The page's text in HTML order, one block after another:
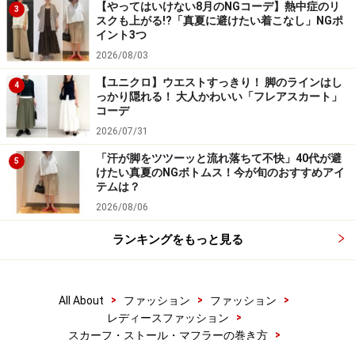
3
【やってはいけない8月のNGコーデ】熱中症のリ
スクも上がる!?「真夏に避けたい着こなし」NGポ
イント3つ
2026/08/03
4
【ユニクロ】ウエストすっきり！ 脚のラインはし
っかり隠れる！ 大人かわいい「フレアスカート」
コーデ
2026/07/31
5
「汗が脚をツツーッと流れ落ちて不快」40代が避
けたい真夏のNGボトムス！今が旬のおすすめアイ
テムは？
2026/08/06
ランキングをもっと見る
All About > ファッション > ファッション
>
レディースファッション
>
スカーフ・ストール・マフラーの巻き方
>